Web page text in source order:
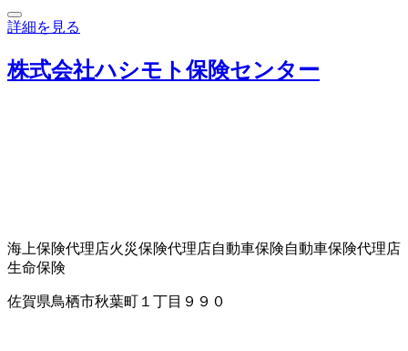
詳細を見る
株式会社ハシモト保険センター
海上保険代理店火災保険代理店自動車保険自動車保険代理店
生命保険
佐賀県鳥栖市秋葉町１丁目９９０